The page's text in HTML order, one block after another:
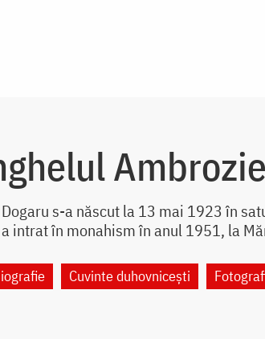
s-a născut la 13 mai 1923 în
intrat în monahism în anul 1951, la
Cuvinte duhovnicești